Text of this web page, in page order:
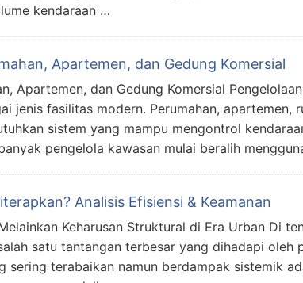
kendaraan …
Apartemen, dan Gedung Komersial
Apartemen, dan Gedung Komersial
jenis fasilitas modern. Perumahan, apartemen,
sistem yang mampu mengontrol
pengelola kawasan mulai beralih
Analisis Efisiensi & Keamanan
Keharusan Struktural di Era Urban Di
satu tantangan terbesar yang dihadapi oleh
sering terabaikan namun berdampak sistemik